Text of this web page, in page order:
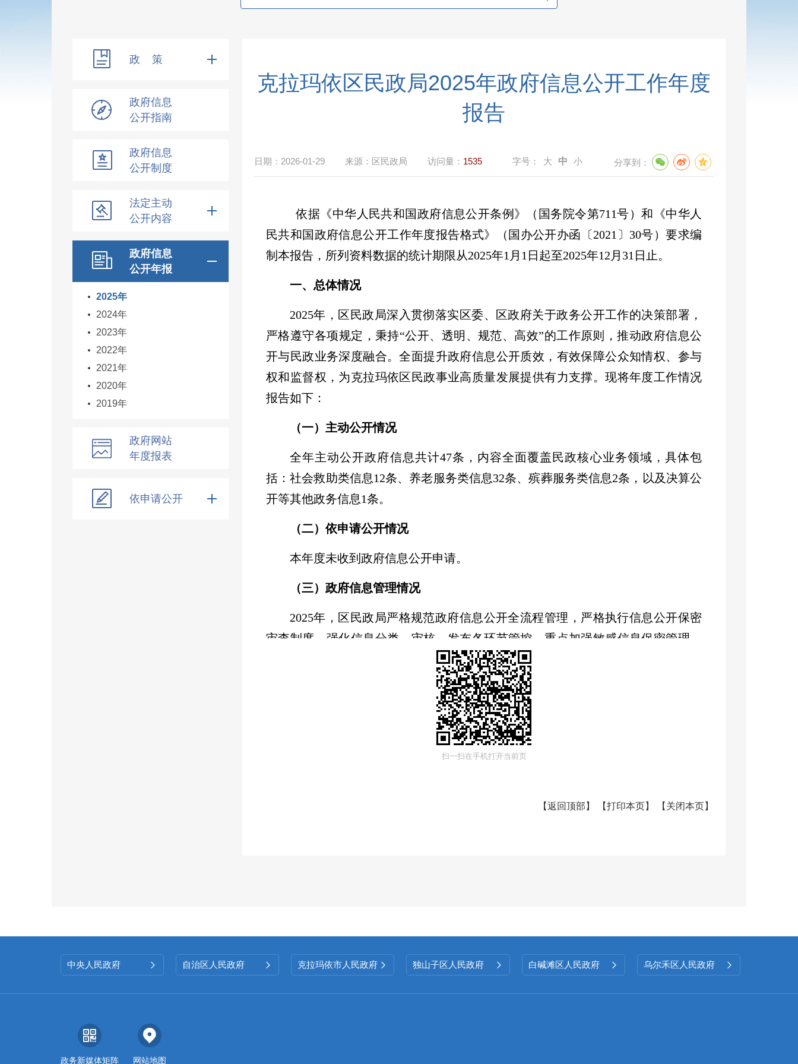
政 策
政府信息
公开指南
政府信息
公开制度
法定主动
公开内容
政府信息
公开年报
2025年
2024年
2023年
2022年
2021年
2020年
2019年
政府网站
年度报表
依申请公开
克拉玛依区民政局2025年政府信息公开工作年度
报告
日期： 2026-01-29 来源： 区民政局 访问量： 1535 字号： 大 中 小 分享到：
依据《中华人民共和国政府信息公开条例》（国务院令第711号）和《中华人
民共和国政府信息公开工作年度报告格式》（国办公开办函〔2021 〕 30号）要求编
制本报告，所列资料数据的统计期限从2025年1 月 1 日起至2025年12 月 31 日止。
一、总体情况
2025年 ，区民政局深入贯彻落实区委、区政府关于政务公开工作的决策部署，
严格遵守各项规定，秉持“公开、透明、规范、高效”的工作原则，推动政府信息公
开与民政业务深度融合。全面提升政府信息公开质效，有效保障公众知情权、参与
权和监督权，为克拉玛依区民政事业高质量发展提供有力支撑。现将年度工作情况
报告如下 ：
（一） 主动公开情况
全年主动公开政府信息共计47条，内容全面覆盖民政核心业务领域，具体包
括：社会救助类信息12条、养老服务类信息32条、殡葬服务类信息2条，以及决算公
开等其他政务信息1条。
（二） 依申请公开情况
本年度未收到政府信息公开申请。
（三） 政府信息管理情况
2025年，区民政局严格规范政府信息公开全流程管理，严格执行信息公开保密
审查制度，强化信息分类、审核、发布各环节管控。重点加强敏感信息保密管理，
确保政府信息安全；同时定期梳理更新公开信息，持续保持信息的时效性和准确
政府信息公开平台建设情况
区民政局聚焦群众信息获取便捷性，扎实推进信息公开平台优化提升。一方
面，配合区政务公开管理部门，进一步充实优化政府网站民政领域信息公开专栏内
政策解读和办事指引，让信息公开更贴近群众、服务群众，有效拓宽了公开覆盖面
二、主动公开政府信息情况
第二十条第（一）项
扫一扫在手机打开当前页
【返回顶部 】 【打印本页】 【 关闭本页】
中央人民政府  自治区人民政府  克拉玛依市人民政府  独山子区人民政府  白碱滩区人民政府  乌尔禾区人民政府 
政务新媒体矩阵 网站地图